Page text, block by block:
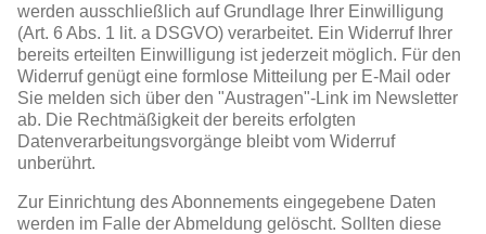
werden ausschließlich auf Grundlage Ihrer Einwilligung
(Art. 6 Abs. 1 lit. a DSGVO) verarbeitet. Ein Widerruf Ihrer
bereits erteilten Einwilligung ist jederzeit möglich. Für den
Widerruf genügt eine formlose Mitteilung per E-Mail oder
Sie melden sich über den "Austragen"-Link im Newsletter
ab. Die Rechtmäßigkeit der bereits erfolgten
Datenverarbeitungsvorgänge bleibt vom Widerruf
unberührt.
Zur Einrichtung des Abonnements eingegebene Daten
werden im Falle der Abmeldung gelöscht. Sollten diese